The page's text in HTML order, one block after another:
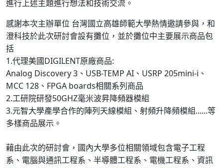
進行上述主題進行想法和技術交流。
感謝本次主辦單位 台灣國立高雄師範大學熱情邀請參與，和
澄科技於此次研討會設有攤位，並於攤位中主要展示商品包
括
1.代理美國DIGILENT原廠商品:
Analog Discovery 3、USB-TEMP AI、USRP 205mini-i、
MCC 128、FPGA boards相關系列商品
2.工研院研發50GHZ毫米波昇降頻器模組
3.元智大學產學合作的陣列天線模組、射頻升降頻模組......等
多樣商品展示。
藉由此次的研討會，國內大學多位相關領域包含電子工程
系、電腦與通訊工程系、半導體工程系、電機工程系、資訊